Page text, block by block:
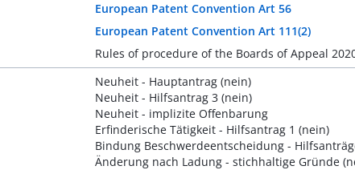
European Patent Convention Art 56
European Patent Convention Art 111(2)
Rules of procedure of the Boards of Appeal
Neuheit - Hauptantrag (nein)
Neuheit - Hilfsantrag 3 (nein)
Neuheit - implizite Offenbarung
Erfinderische Tätigkeit - Hilfsantrag 1 (nein)
Bindung Beschwerdeentscheidung -
Änderung nach Ladung - stichhaltige Gründe